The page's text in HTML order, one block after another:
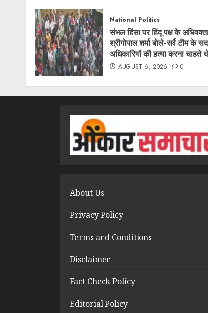
National Politics
संभल हिंसा पर हिंदू पक्ष के अधिवक्ता
श्रीगोपाल शर्मा बाेले-सर्वे टीम के
अधिकारियों की हत्या करना चाहते
AUGUST 6, 2026 0
About Us
Privacy Policy
Terms and Conditions
Disclaimer
Fact Check Policy
Editorial Policy